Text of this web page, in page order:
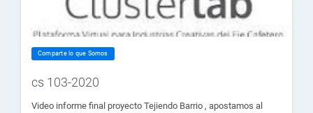
Comparte lo que Somos
cs 103-2020
Video informe final proyecto Tejiendo Barrio , apostamos al